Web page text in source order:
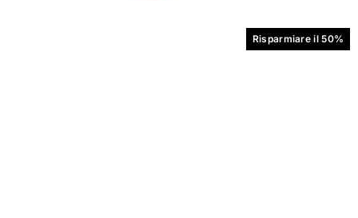
Risparmiare il 50%